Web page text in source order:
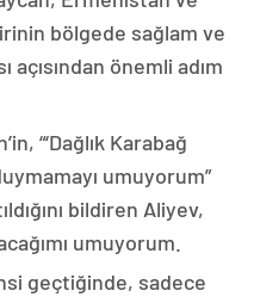
bölgede sağlam ve
açısından önemli adım
“‘Dağlık Karabağ
umuyorum”
bildiren Aliyev,
umuyorum.
geçtiğinde, sadece